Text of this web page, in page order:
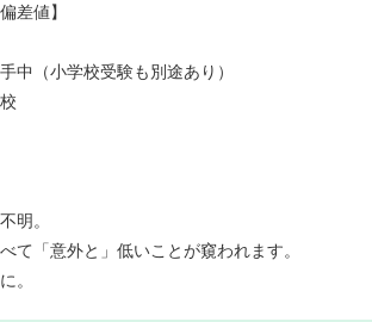
差値】
中（小学校受験も別途あり）
明。
て「意外と」低いことが窺われます。
。